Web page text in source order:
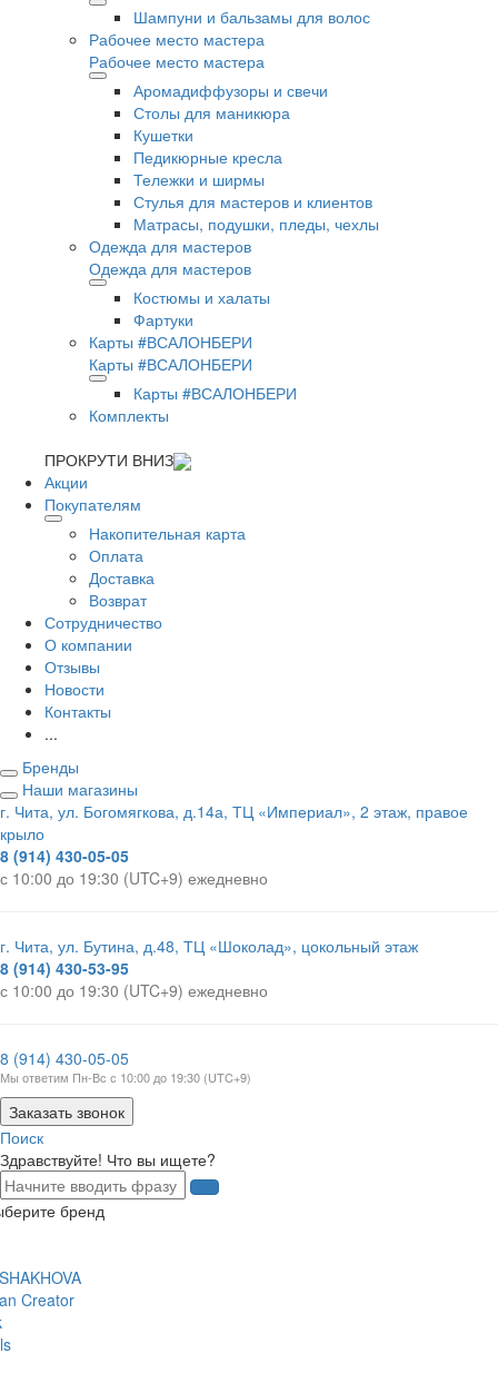
Шампуни и бальзамы для волос
Рабочее место мастера
Рабочее место мастера
Аромадиффузоры и свечи
Столы для маникюра
Кушетки
Педикюрные кресла
Тележки и ширмы
Стулья для мастеров и клиентов
Матрасы, подушки, пледы, чехлы
Одежда для мастеров
Одежда для мастеров
Костюмы и халаты
Фартуки
Карты #ВСАЛОНБЕРИ
Карты #ВСАЛОНБЕРИ
Карты #ВСАЛОНБЕРИ
Комплекты
ПРОКРУТИ ВНИЗ
Акции
Покупателям
Накопительная карта
Оплата
Доставка
Возврат
Сотрудничество
О компании
Отзывы
Новости
Контакты
...
Бренды
Наши магазины
г. Чита, ул. Богомягкова, д.14а, ТЦ «Империал», 2 этаж, правое
крыло
8 (914) 430-05-05
с 10:00 до 19:30 (UTC+9) ежедневно
г. Чита, ул. Бутина, д.48, ТЦ «Шоколад», цокольный этаж
8 (914) 430-53-95
с 10:00 до 19:30 (UTC+9) ежедневно
8 (914) 430-05-05
Мы ответим Пн-Вс с 10:00 до 19:30 (UTC+9)
Заказать звонок
Поиск
Здравствуйте! Что вы ищете?
бренд
Creator